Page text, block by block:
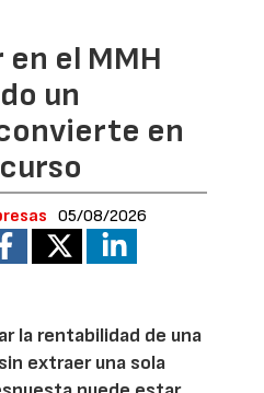
en el MMH
un
en
05/08/2026
la rentabilidad de una
extraer una sola